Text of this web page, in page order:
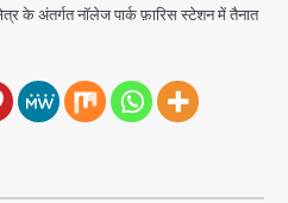
के अंतर्गत नॉलेज पार्क फ़ारिस स्टेशन में तैनात
फिल्म विजुअली स्ट्राइकिंग लेकिन
कमजोर, लेकिन कहानी अधूरी रह
Noida: फेलिक्स